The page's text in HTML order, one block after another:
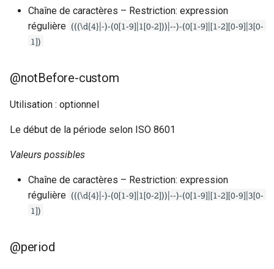
Chaîne de caractères – Restriction: expression
régulière (((\d{4}|-)-(0[1-9]|1[0-2]))|--)-(0[1-9]|[1-2][0-9]|3[0-
1])
@notBefore-custom
Utilisation : optionnel
Le début de la période selon ISO 8601
Valeurs possibles
Chaîne de caractères – Restriction: expression
régulière (((\d{4}|-)-(0[1-9]|1[0-2]))|--)-(0[1-9]|[1-2][0-9]|3[0-
1])
@period